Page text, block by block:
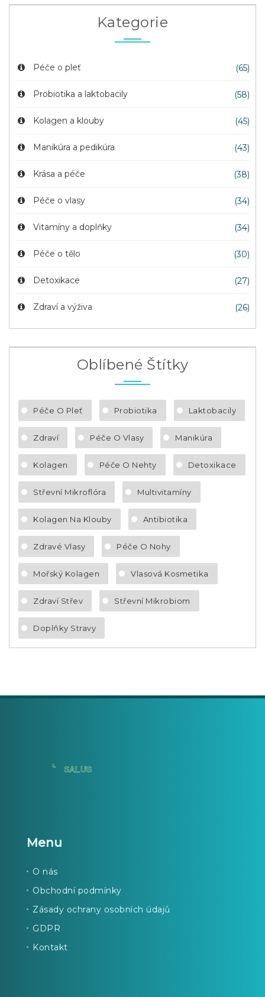
Kategorie
Péče o pleť (65)
Probiotika a laktobacily (58)
Kolagen a klouby (45)
Manikúra a pedikúra (43)
Krása a péče (38)
Péče o vlasy (34)
Vitamíny a doplňky (34)
Péče o tělo (30)
Detoxikace (27)
Zdraví a výživa (26)
Oblíbené Štítky
Péče O Pleť Probiotika Laktobacily
Zdraví Péče O Vlasy Manikúra
Kolagen Péče O Nehty Detoxikace
Střevní Mikroflóra Multivitamíny
Kolagen Na Klouby Antibiotika
Zdravé Vlasy Péče O Nohy
Mořský Kolagen Vlasová Kosmetika
Zdraví Střev Střevní Mikrobiom
Doplňky Stravy
Menu
O nás
Obchodní podmínky
Zásady ochrany osobních údajů
GDPR
Kontakt